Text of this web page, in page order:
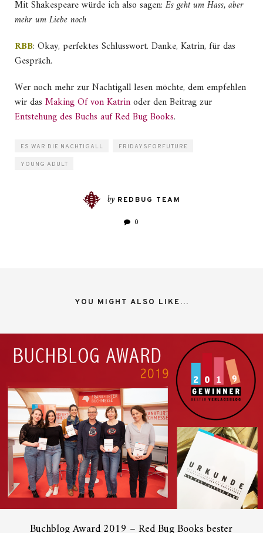
Mit Shakespeare würde ich also sagen: Es geht um Hass, aber
mehr um Liebe noch
RBB: Okay, perfektes Schlusswort. Danke, Katrin, für das
Gespräch.
Wer noch mehr zur Nachtigall lesen möchte, dem empfehlen
wir das Making Of von Katrinoder den Beitrag zur
Entstehung des Buchs auf Red Bug Books.
ES WAR DIE NACHTIGALL FRIDAYSFORFUTURE
YOUNG ADULT
by REDBUG TEAM
0
YOU MIGHT ALSO LIKE...
Buchblog Award 2019 – Red Bug Books bester